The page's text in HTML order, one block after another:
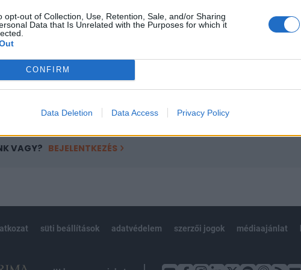
opt-out of Collection, Use, Retention, Sale, and/or Sharing
Data that Is Unrelated with the Purposes for which it
CONFIRM
Data Deletion Data Access Privacy Policy
tartalmazza:
cikkarchívum
elmúlt 2 év napon belüli
VAGY? BEJELENTKEZÉS
süti beállítások adatvédelem szerzői jogok médiaajánlat